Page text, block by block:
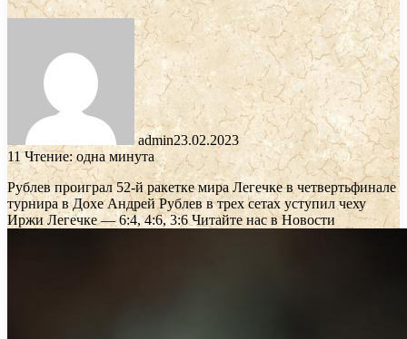
admin23.02.2023
11Чтение: одна минута
Рублев проиграл 52-й ракетке мира Легечке в четвертьфинале
турнира в ДохеАндрей Рублев в трех сетах уступил чеху
Иржи Легечке — 6:4, 4:6, 3:6Читайте нас в Новости